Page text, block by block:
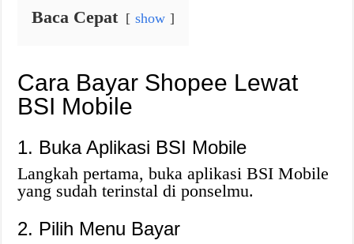
Baca Cepat show
Cara Bayar Shopee Lewat
BSI Mobile
1. Buka Aplikasi BSI Mobile
Langkah pertama, buka aplikasi BSI Mobile
yang sudah terinstal di ponselmu.
2. Pilih Menu Bayar